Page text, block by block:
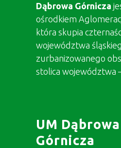
Dąbrowa Górnicza
ośrodkiem
która skupia
województwa
zurbanizowanego
stolica województwa
UM Dąbrowa
Górnicza